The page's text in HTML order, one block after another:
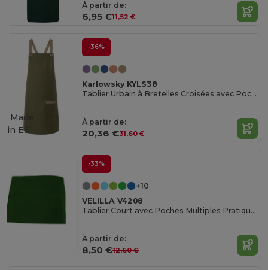
À partir de:
6,95 €11,52 €
-36%
Karlowsky KYLS38
Tablier Urbain à Bretelles Croisées avec Poche
À partir de:
20,36 €31,60 €
Made
in ES
-33%
+10
VELILLA V4208
Tablier Court avec Poches Multiples Pratiques
À partir de:
8,50 €12,60 €